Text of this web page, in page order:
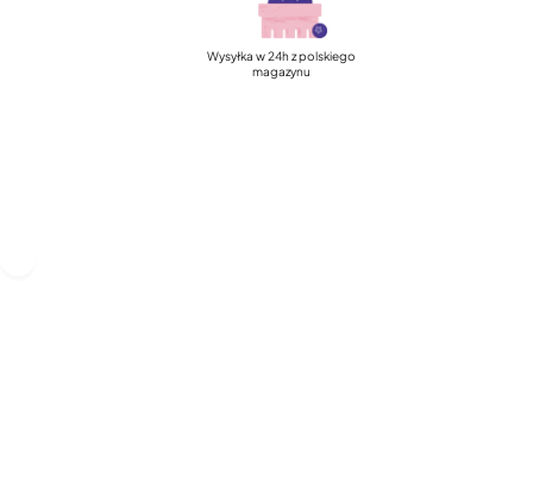
Wysyłka w 24h z polskiego
magazynu